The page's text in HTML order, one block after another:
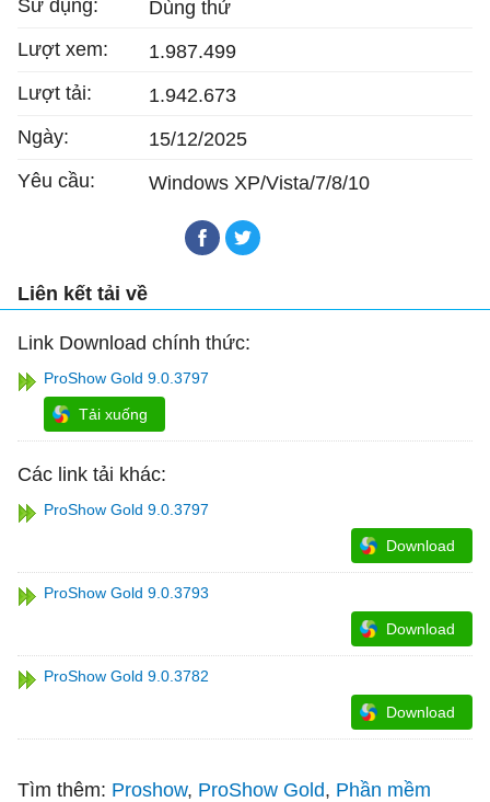
Sử dụng:
Dùng thử
Lượt xem:
1.987.499
Lượt tải:
1.942.673
Ngày:
15/12/2025
Yêu cầu:
Windows XP/Vista/7/8/10
Liên kết tải về
Link Download chính thức:
ProShow Gold 9.0.3797
Tải xuống
Các link tải khác:
ProShow Gold 9.0.3797
Download
ProShow Gold 9.0.3793
Download
ProShow Gold 9.0.3782
Download
Tìm thêm: Proshow ProShow Gold Phần mềm